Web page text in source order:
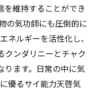
性化するチャクラ
果
も圧倒的に優るサ
ラの相互作用を理
を維持することができ
の気功師にも圧倒的に
ネルギーを活性化し、
クンダリニーとチャク
ります。日常の中に気
優るサイ能力天啓気